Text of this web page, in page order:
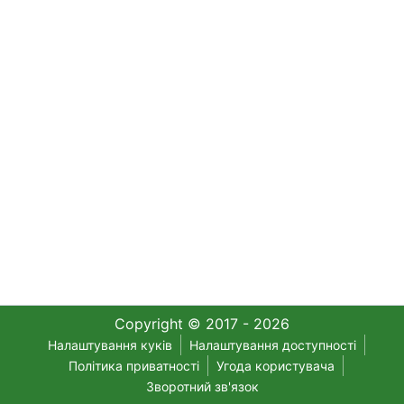
Copyright © 2017 - 2026
Налаштування куків
Налаштування доступності
Політика приватності
Угода користувача
Зворотний зв'язок